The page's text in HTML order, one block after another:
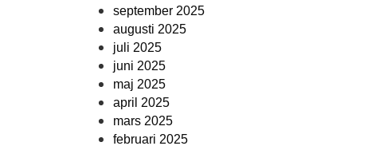
september 2025
augusti 2025
juli 2025
juni 2025
maj 2025
april 2025
mars 2025
februari 2025